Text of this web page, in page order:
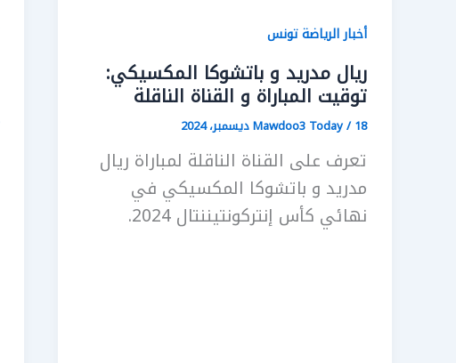
أخبار الرياضة تونس
ريال مدريد و باتشوكا المكسيكي:
توقيت المباراة و القناة الناقلة
Mawdoo3 Today/18 ديسمبر، 2024
تعرف على القناة الناقلة لمباراة ريال
مدريد و باتشوكا المكسيكي في
نهائي كأس إنتركونتيننتال 2024.